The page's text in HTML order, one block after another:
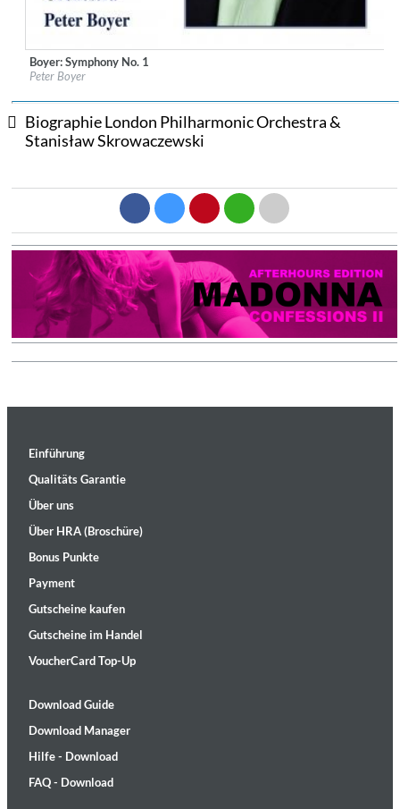
Label:Naxos
Genre: Classical
Boyer: Symphony No. 1
Peter Boyer
Biographie London Philharmonic Orchestra &
Stanisław Skrowaczewski
Einführung
Qualitäts Garantie
Über uns
Über HRA (Broschüre)
Bonus Punkte
Payment
Gutscheine kaufen
Gutscheine im Handel
VoucherCard Top-Up
Download Guide
Download Manager
Hilfe - Download
FAQ - Download